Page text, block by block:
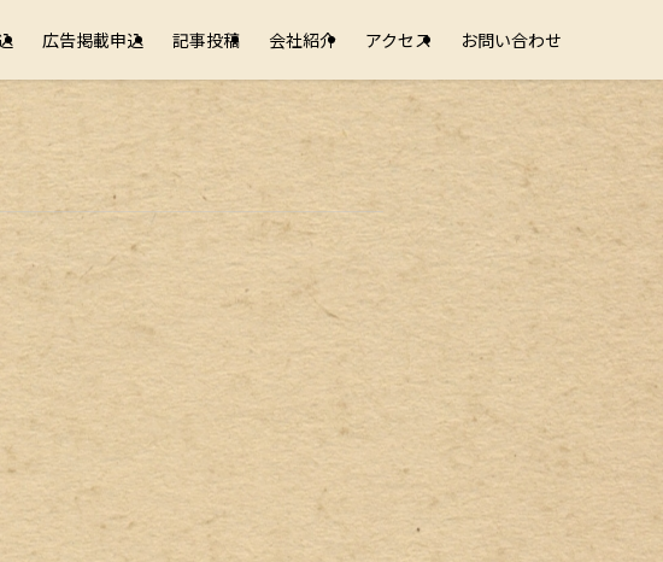
広告掲載申込 記事投稿 会社紹介 アクセス お問い合わせ